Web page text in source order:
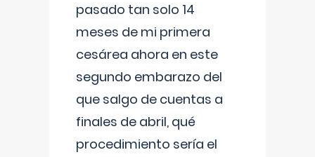
pasado tan solo 14
meses de mi primera
cesárea ahora en este
segundo embarazo del
que salgo de cuentas a
finales de abril, qué
procedimiento sería el